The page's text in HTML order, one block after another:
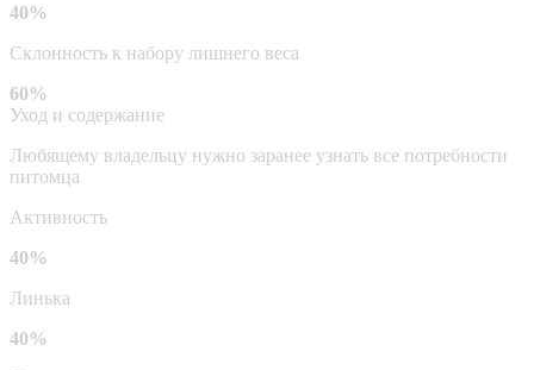
40%
Склонность к набору лишнего веса
60%
Уход и содержание
Любящему владельцу нужно заранее узнать все потребности
питомца
Активность
40%
Линька
40%